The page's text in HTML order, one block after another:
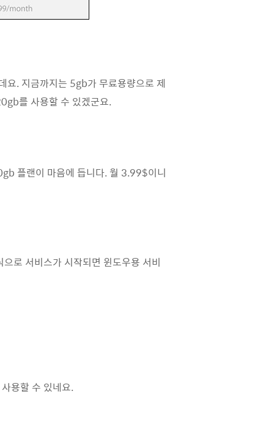
. 지금까지는 5gb가 무료용량으로 제
를 사용할 수 있겠군요.
플랜이 마음에 듭니다. 월 3.99$이니
로 서비스가 시작되면 윈도우용 서비
용할 수 있네요.